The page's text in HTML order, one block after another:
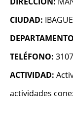
CIUDAD: IBAGUE
TELÉFONO:
ACTIVIDAD:
actividades